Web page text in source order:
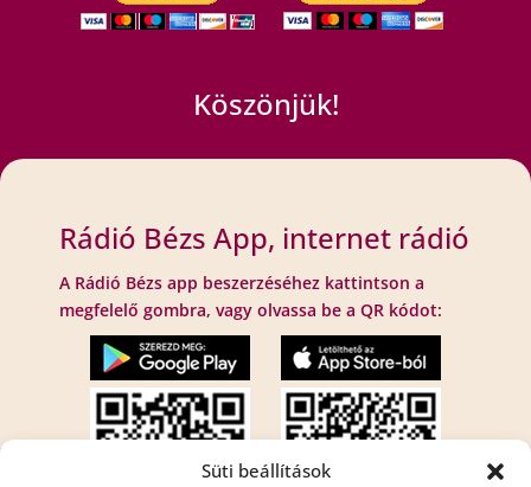
Süti beállítások
Köszönjük!
Rádió Bézs App, internet rádió
A Rádió Bézs app beszerzéséhez kattintson a
megfelelő gombra, vagy olvassa be a QR kódot: